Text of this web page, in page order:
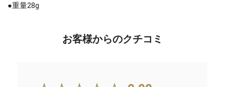
●重量28g
お客様からのクチコミ